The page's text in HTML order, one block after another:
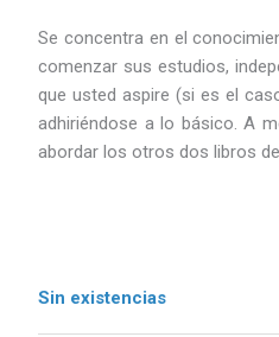
Se concentra en el
comenzar sus estudios,
que usted aspire (si es el
adhiriéndose a lo básico. A
abordar los otros dos libros
Sin existencias